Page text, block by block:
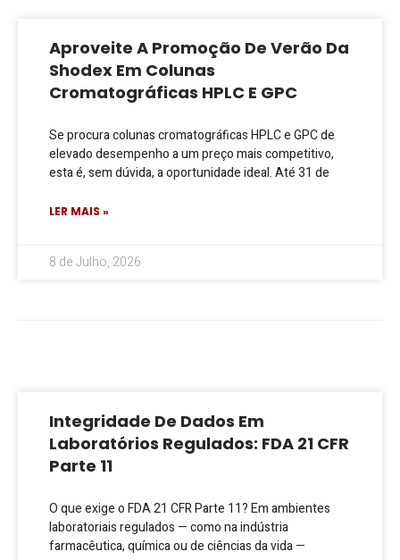
Aproveite A Promoção De Verão Da
Shodex Em Colunas
Cromatográficas HPLC E GPC
Se procura colunas cromatográficas HPLC e GPC de
elevado desempenho a um preço mais competitivo,
esta é, sem dúvida, a oportunidade ideal. Até 31 de
LER MAIS »
8 de Julho, 2026
Integridade De Dados Em
Laboratórios Regulados: FDA 21 CFR
Parte 11
O que exige o FDA 21 CFR Parte 11? Em ambientes
laboratoriais regulados — como na indústria
farmacêutica, química ou de ciências da vida —